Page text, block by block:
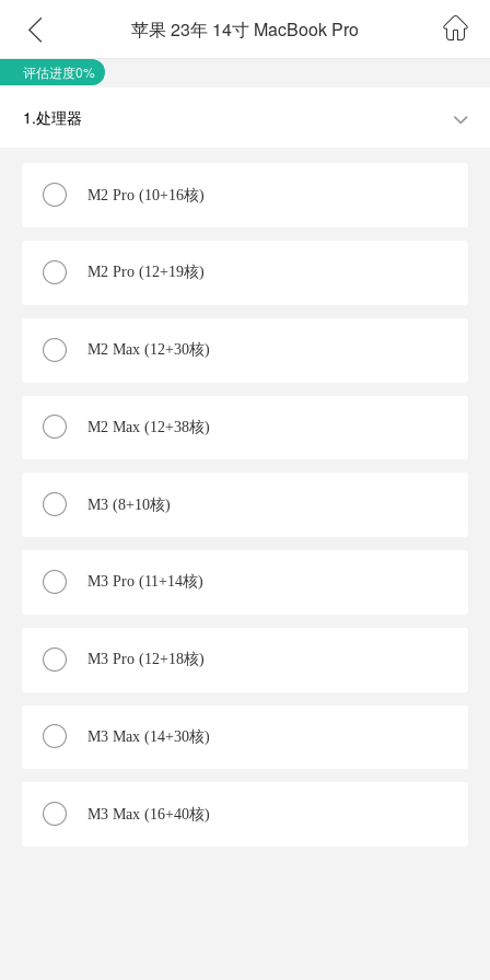
苹果 23年 14寸 MacBook Pro
评估进度0%
1.处理器
M2 Pro (10+16核)
M2 Pro (12+19核)
M2 Max (12+30核)
M2 Max (12+38核)
M3 (8+10核)
M3 Pro (11+14核)
M3 Pro (12+18核)
M3 Max (14+30核)
M3 Max (16+40核)